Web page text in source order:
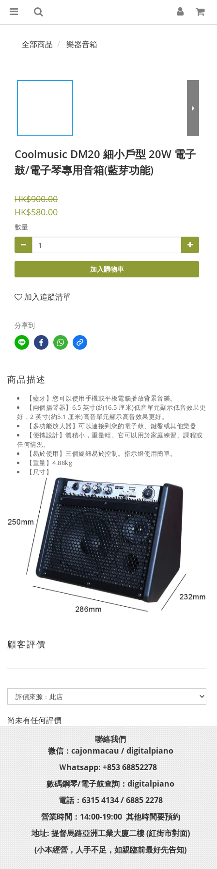
全部商品 樂器音箱
Coolmusic DM20 細小戶型 20W 電子
鼓/電子琴專用音箱(藍芽功能)
HK$900.00
HK$580.00
數量
加入購物車
加入追蹤清單
分享到
商品描述
【藍牙】您可以使用手機或平板電腦播放背景音樂。
【兩個揚聲器】6.5 英寸(約16.5 厘米)低音單元顯示低音效果更
好，2 英寸(約5.1 厘米)高音單元顯示高音效果更好。
【多功能放大器】可以連接到您的電子鼓、鍵盤或其他樂器
【便攜設計】體積小，重量輕。它可以用於家庭練習、課程或
任何情況。
【易於使用】三個旋鈕易於控制。指示燈使用簡單。
【重量】4.88kg
【尺寸】
顧客評價
尚未有任何評價
聯絡我們
微信：cajonmacau / digitalpiano
Ｗhatsapp: +853 68852278
數碼鋼琴/電子鼓查詢：digitalpiano
電話：6315 4134 / 6885 2278
營業時間：14:00-19:00 其他時間要預約
地址: 提督馬路亞洲工業大廈二樓 (紅街市對面)
(小本經營，人手不足，如親臨前最好先告知)